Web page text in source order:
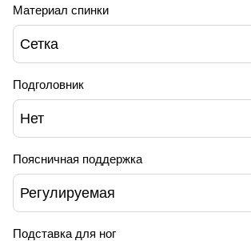
Материал спинки
Сетка
Подголовник
Нет
Поясничная поддержка
Регулируемая
Подставка для ног